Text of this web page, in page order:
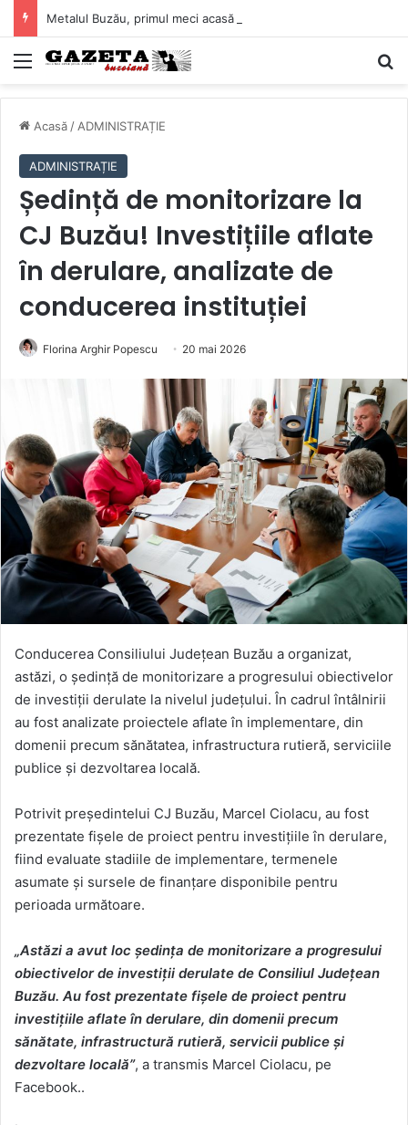
Mediu
Acasă / ADMINISTRAȚIE
ADMINISTRAȚIE
Ședință de monitorizare la
CJ Buzău! Investițiile aflate
în derulare, analizate de
conducerea instituției
Florina Arghir Popescu 20 mai 2026
Conducerea Consiliului Județean Buzău a organizat,
astăzi, o ședință de monitorizare a progresului obiectivelor
de investiții derulate la nivelul județului. În cadrul întâlnirii
au fost analizate proiectele aflate în implementare, din
domenii precum sănătatea, infrastructura rutieră, serviciile
publice și dezvoltarea locală.
Potrivit președintelui CJ Buzău, Marcel Ciolacu, au fost
prezentate fișele de proiect pentru investițiile în derulare,
fiind evaluate stadiile de implementare, termenele
asumate și sursele de finanțare disponibile pentru
perioada următoare.
„Astăzi a avut loc ședința de monitorizare a progresului
obiectivelor de investiții derulate de Consiliul Județean
Buzău. Au fost prezentate fișele de proiect pentru
investițiile aflate în derulare, din domenii precum
sănătate, infrastructură rutieră, servicii publice și
dezvoltare locală”, a transmis Marcel Ciolacu, pe
Facebook..